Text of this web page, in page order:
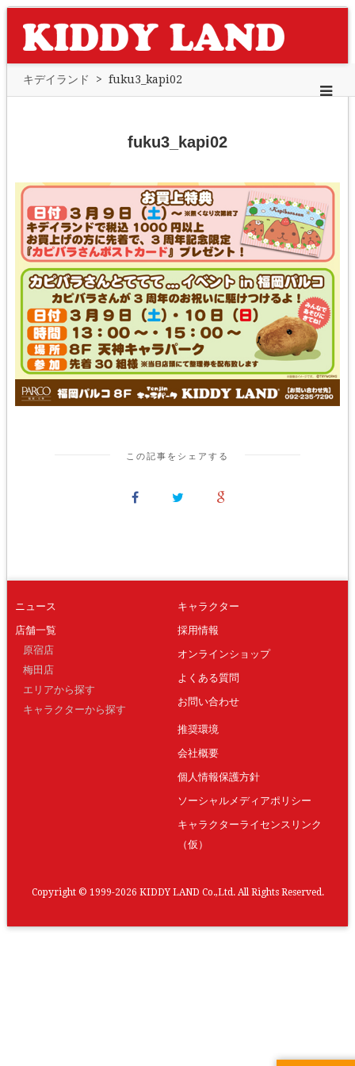
キデイランド > fuku3_kapi02
fuku3_kapi02
この記事をシェアする
ニュース
店舗一覧
原宿店
梅田店
エリアから探す
キャラクターから探す
キャラクター
採用情報
オンラインショップ
よくある質問
お問い合わせ
推奨環境
会社概要
個人情報保護方針
ソーシャルメディアポリシー
キャラクターライセンスリンク
（仮）
Copyright © 1999-2026 KIDDY LAND Co.,Ltd. All Rights Reserved.